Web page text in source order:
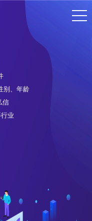
别、年龄
信
业